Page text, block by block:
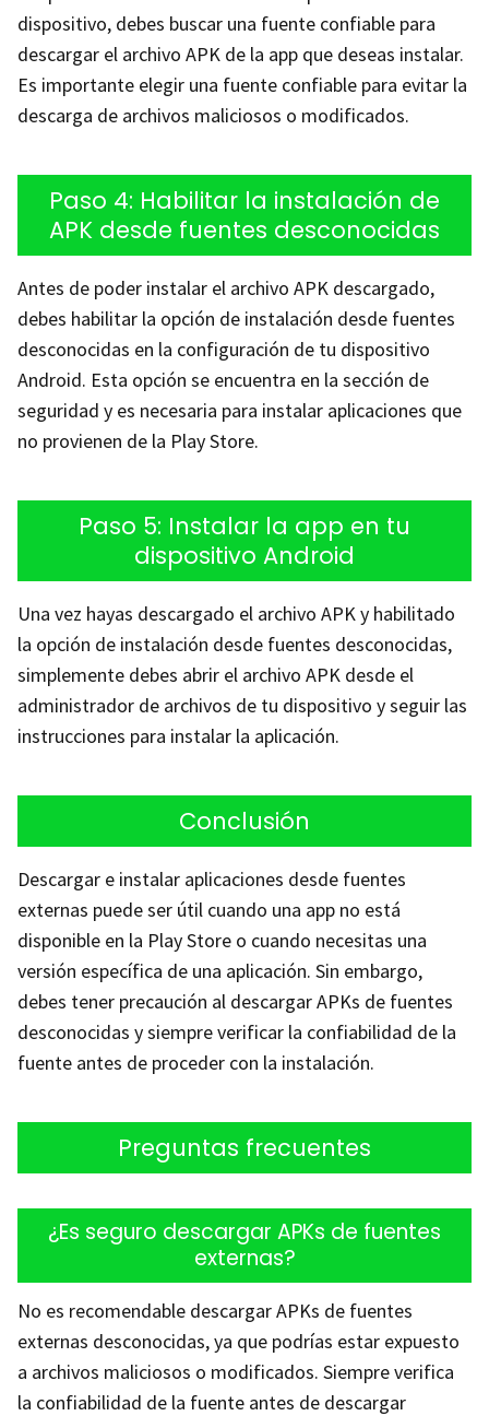
dispositivo, debes buscar una fuente confiable para
descargar el archivo APK de la app que deseas instalar.
Es importante elegir una fuente confiable para evitar la
descarga de archivos maliciosos o modificados.
Paso 4: Habilitar la instalación de
APK desde fuentes desconocidas
Antes de poder instalar el archivo APK descargado,
debes habilitar la opción de instalación desde fuentes
desconocidas en la configuración de tu dispositivo
Android. Esta opción se encuentra en la sección de
seguridad y es necesaria para instalar aplicaciones que
no provienen de la Play Store.
Paso 5: Instalar la app en tu
dispositivo Android
Una vez hayas descargado el archivo APK y habilitado
la opción de instalación desde fuentes desconocidas,
simplemente debes abrir el archivo APK desde el
administrador de archivos de tu dispositivo y seguir las
instrucciones para instalar la aplicación.
Conclusión
Descargar e instalar aplicaciones desde fuentes
externas puede ser útil cuando una app no está
disponible en la Play Store o cuando necesitas una
versión específica de una aplicación. Sin embargo,
debes tener precaución al descargar APKs de fuentes
desconocidas y siempre verificar la confiabilidad de la
fuente antes de proceder con la instalación.
Preguntas frecuentes
¿Es seguro descargar APKs de fuentes
externas?
No es recomendable descargar APKs de fuentes
externas desconocidas, ya que podrías estar expuesto
a archivos maliciosos o modificados. Siempre verifica
la confiabilidad de la fuente antes de descargar